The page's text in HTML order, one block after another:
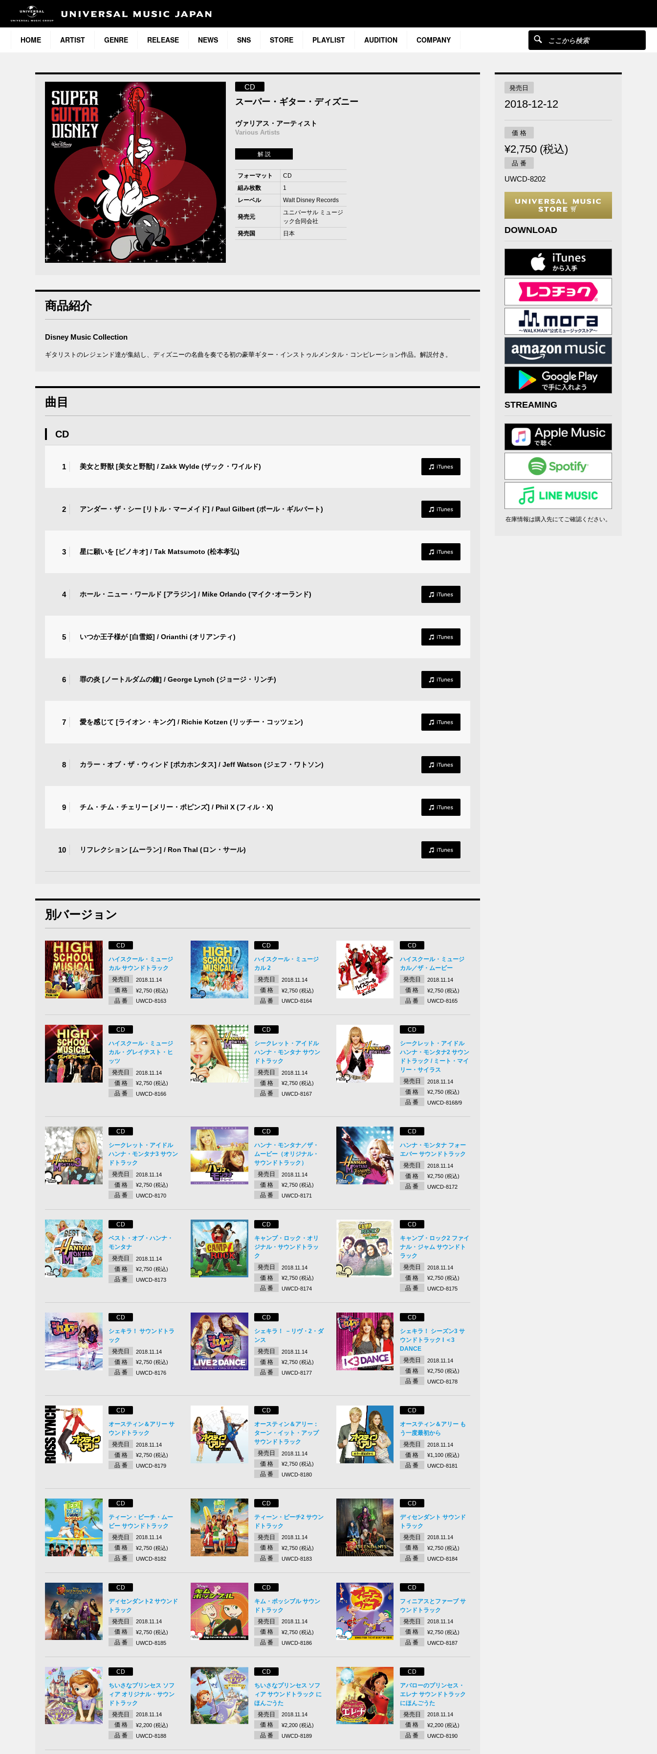
HOME ARTIST GENRE RELEASE NEWS SNS STORE PLAYLIST AUDITION COMPANY
CD
スーパー・ギター・ディズニー
ヴァリアス・アーティスト
Various Artists
解 説
フォーマット
CD
組み枚数
1
レーベル
Walt Disney Records
発売元
ユニバーサル ミュージ
ック合同会社
発売国
日本
商品紹介
Disney Music Collection
ギタリストのレジェンド達が集結し、ディズニーの名曲を奏でる初の豪華ギター・インストゥルメンタル・コンピレーション作品。解説付き。
曲目
CD
1 美女と野獣 [美女と野獣] / Zakk Wylde (ザック・ワイルド)
2 アンダー・ザ・シー [リトル・マーメイド] / Paul Gilbert (ポール・ギルバート)
3 星に願いを [ピノキオ] / Tak Matsumoto (松本孝弘)
4 ホール・ニュー・ワールド [アラジン] / Mike Orlando (マイク･オーランド)
5 いつか王子様が [白雪姫] / Orianthi (オリアンティ)
6 罪の炎 [ノートルダムの鐘] / George Lynch (ジョージ・リンチ)
7 愛を感じて [ライオン・キング] / Richie Kotzen (リッチー・コッツェン)
8 カラー・オブ・ザ・ウィンド [ポカホンタス] / Jeff Watson (ジェフ・ワトソン)
9 チム・チム・チェリー [メリー・ポピンズ] / Phil X (フィル・X)
10 リフレクション [ムーラン] / Ron Thal (ロン・サール)
別バージョン
CD
ハイスクール・ミュージ
カル サウンドトラック
発売日
2018.11.14
価 格 ¥2,750 (税込)
品 番 UWCD-8163
CD
ハイスクール・ミュージ
カル 2
発売日
2018.11.14
価 格 ¥2,750 (税込)
品 番 UWCD-8164
CD
ハイスクール・ミュージ
カル／ザ・ムービー
発売日
2018.11.14
価 格 ¥2,750 (税込)
品 番 UWCD-8165
CD
ハイスクール・ミュージ
カル・グレイテスト・ヒ
ッツ
発売日
2018.11.14
価 格 ¥2,750 (税込)
品 番 UWCD-8166
CD
シークレット・アイドル
ハンナ・モンタナ サウン
ドトラック
発売日
2018.11.14
価 格 ¥2,750 (税込)
品 番 UWCD-8167
CD
シークレット・アイドル
ハンナ・モンタナ2 サウン
ドトラック / ミート・マイ
リー・サイラス
発売日
2018.11.14
価 格 ¥2,750 (税込)
品 番 UWCD-8168/9
CD
シークレット・アイドル
ハンナ・モンタナ3 サウン
ドトラック
発売日
2018.11.14
価 格 ¥2,750 (税込)
品 番 UWCD-8170
CD
ハンナ・モンタナ／ザ・
ムービー（オリジナル・
サウンドトラック）
発売日
2018.11.14
価 格 ¥2,750 (税込)
品 番 UWCD-8171
CD
ハンナ・モンタナ フォー
エバー サウンドトラック
発売日
2018.11.14
価 格 ¥2,750 (税込)
品 番 UWCD-8172
CD
ベスト・オブ・ハンナ・
モンタナ
発売日
2018.11.14
価 格 ¥2,750 (税込)
品 番 UWCD-8173
CD
キャンプ・ロック・オリ
ジナル・サウンドトラッ
ク
発売日
2018.11.14
価 格 ¥2,750 (税込)
品 番 UWCD-8174
CD
キャンプ・ロック2 ファイ
ナル・ジャム サウンドト
ラック
発売日
2018.11.14
価 格 ¥2,750 (税込)
品 番 UWCD-8175
CD
シェキラ！ サウンドトラ
ック
発売日
2018.11.14
価 格 ¥2,750 (税込)
品 番 UWCD-8176
CD
シェキラ！ －リヴ・2・ダ
ンス
発売日
2018.11.14
価 格 ¥2,750 (税込)
品 番 UWCD-8177
CD
シェキラ！ シーズン3 サ
ウンドトラック I ＜3
DANCE
発売日
2018.11.14
価 格 ¥2,750 (税込)
品 番 UWCD-8178
CD
オースティン＆アリー サ
ウンドトラック
発売日
2018.11.14
価 格 ¥2,750 (税込)
品 番 UWCD-8179
CD
オースティン＆アリー：
ターン・イット・アップ
サウンドトラック
発売日
2018.11.14
価 格 ¥2,750 (税込)
品 番 UWCD-8180
CD
オースティン＆アリー も
う一度最初から
発売日
2018.11.14
価 格 ¥1,100 (税込)
品 番 UWCD-8181
CD
ティーン・ビーチ・ムー
ビー サウンドトラック
発売日
2018.11.14
価 格 ¥2,750 (税込)
品 番 UWCD-8182
CD
ティーン・ビーチ2 サウン
ドトラック
発売日
2018.11.14
価 格 ¥2,750 (税込)
品 番 UWCD-8183
CD
ディセンダント サウンド
トラック
発売日
2018.11.14
価 格 ¥2,750 (税込)
品 番 UWCD-8184
CD
ディセンダント2 サウンド
トラック
発売日
2018.11.14
価 格 ¥2,750 (税込)
品 番 UWCD-8185
CD
キム・ポッシブル サウン
ドトラック
発売日
2018.11.14
価 格 ¥2,750 (税込)
品 番 UWCD-8186
CD
フィニアスとファーブ サ
ウンドトラック
発売日
2018.11.14
価 格 ¥2,750 (税込)
品 番 UWCD-8187
CD
ちいさなプリンセス ソフ
ィア オリジナル・サウン
ドトラック
発売日
2018.11.14
価 格 ¥2,200 (税込)
品 番 UWCD-8188
CD
ちいさなプリンセス ソフ
ィア サウンドトラック に
ほんごうた
発売日
2018.11.14
価 格 ¥2,200 (税込)
品 番 UWCD-8189
CD
アバローのプリンセス・
エレナ サウンドトラック
にほんごうた
発売日
2018.11.14
価 格 ¥2,200 (税込)
品 番 UWCD-8190
発売日
2018-12-12
価 格
¥2,750 (税込)
品 番
UWCD-8202
DOWNLOAD
STREAMING
在庫情報は購入先にてご確認ください。